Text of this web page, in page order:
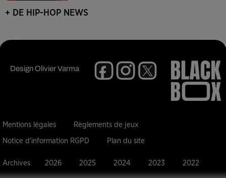
+ DE HIP-HOP NEWS
DesignOlivier Varma
Mentions légales Règlements de jeux
Notice d'information RGPD Plan du site
Archives 2026 2025 2024 2023 2022